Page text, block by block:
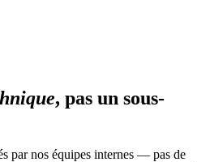
, pas un sous-
par nos équipes internes — pas de